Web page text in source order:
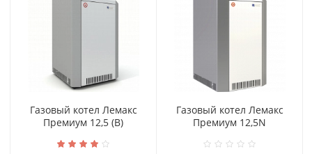
Газовый котел Лемакс
Премиум 12,5 (B)
Газовый котел Лемакс
Премиум 12,5N